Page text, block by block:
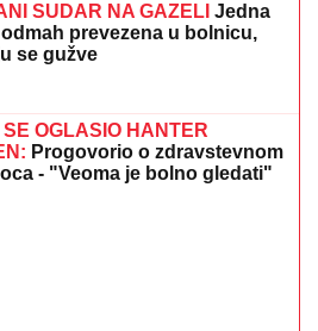
SUDAR NA GAZELI Jedna
prevezena u bolnicu,
se gužve
SE OGLASIO HANTER
Progovorio o zdravstevnom
- "Veoma je bolno gledati"